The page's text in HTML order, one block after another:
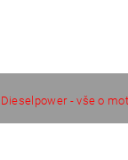
- vše o